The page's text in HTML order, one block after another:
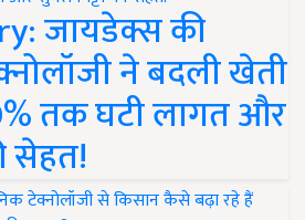
जायडेक्स की
ने बदली खेती
तक घटी लागत और
सेहत!